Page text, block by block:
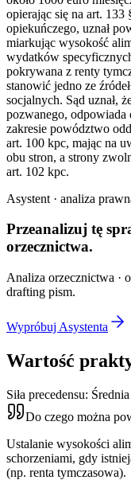
opierając się na art.
opiekuńczego, uznał
miarkując wysokość
wydatków
pokrywana z renty
stanowić jedno ze
socjalnych. Sąd uznał,
pozwanego, odpowiada
zakresie powództwo
art. 100 kpc, mając na
obu stron, a strony
art. 102 kpc.
Asystent · analiza
Przeanalizuj tę
orzecznictwa.
Analiza orzecznictwa ·
drafting pism.
Wypróbuj Asystenta
Wartość
Siła precedensu: Średnia
Do czego można
Ustalanie wysokości
schorzeniami, gdy
(np. renta tymczasowa).